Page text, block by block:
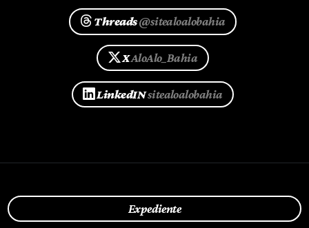
Threads@sitealoalobahia
XAloAlo_Bahia
LinkedINsitealoalobahia
Expediente